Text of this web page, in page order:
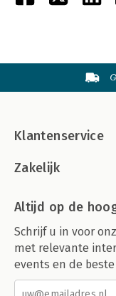
Klantenservice
Zakelijk
Altijd op de
Schrijf u in voor
met relevante
events en de